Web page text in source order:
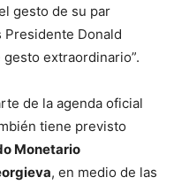
gesto de su par
Presidente Donald
extraordinario”.
de la agenda oficial
tiene previsto
Monetario
, en medio de las